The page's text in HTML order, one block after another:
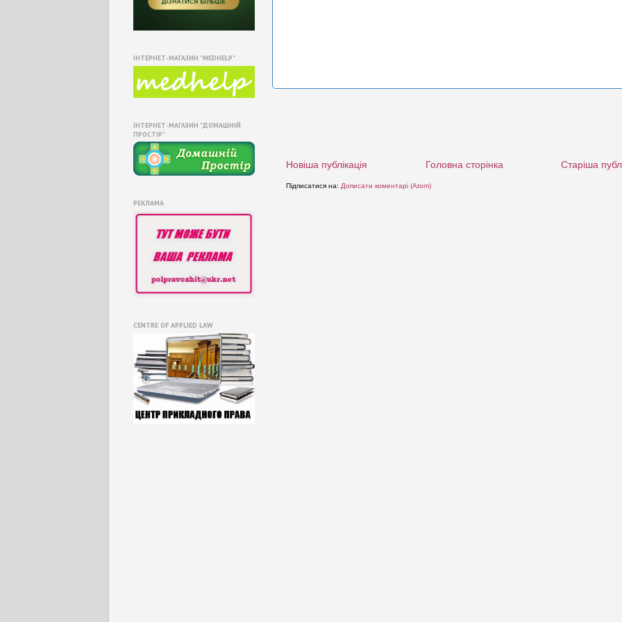
Новіша публікація Старіша
Головна сторінка
Підписатися на: Дописати коментарі (Atom)
ІНТЕРНЕТ-МАГАЗИН "MEDHELP"
ІНТЕРНЕТ-МАГАЗИН "ДОМАШНІЙ
ПРОСТІР"
РЕКЛАМА
CENTRE OF APPLIED LAW